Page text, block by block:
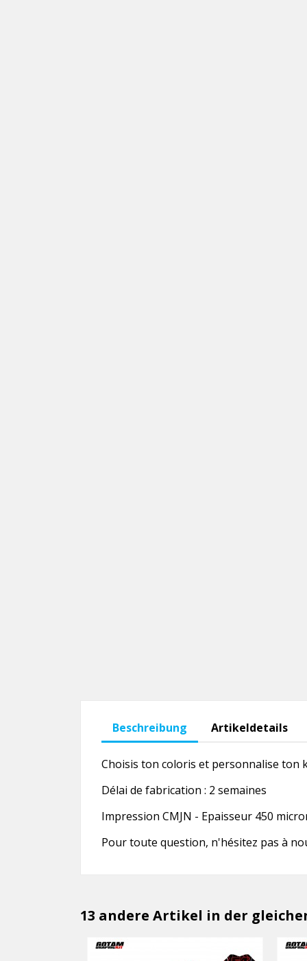
Beschreibung Artikeldetails
Choisis ton coloris et personnalise ton
Délai de fabrication : 2 semaines
Impression CMJN - Epaisseur 450
Pour toute question, n'hésitez pas à
13 andere Artikel in der